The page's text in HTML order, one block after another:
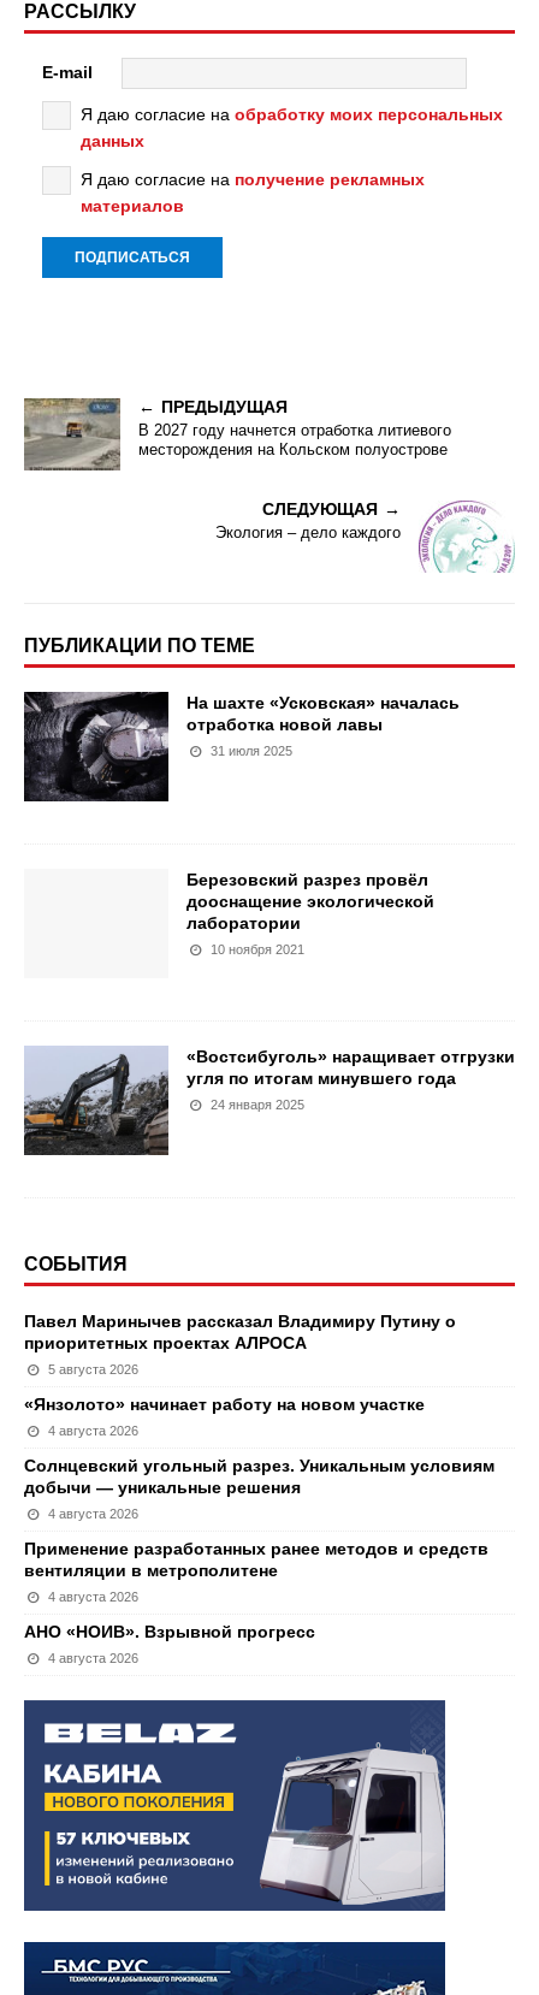
РАССЫЛКУ
E-mail
Я даю согласие на обработку моих персональных
данных
Я даю согласие на получение рекламных
материалов
ПРЕДЫДУЩАЯ
В 2027 году начнется отработка литиевого
месторождения на Кольском полуострове
СЛЕДУЮЩАЯ
Экология – дело каждого
ПУБЛИКАЦИИ ПО ТЕМЕ
На шахте «Усковская» началась
отработка новой лавы
31 июля 2025
Березовский разрез провёл
дооснащение экологической
лаборатории
10 ноября 2021
«Востсибуголь» наращивает отгрузки
угля по итогам минувшего года
24 января 2025
СОБЫТИЯ
Павел Маринычев рассказал Владимиру Путину о
приоритетных проектах АЛРОСА
5 августа 2026
«Янзолото» начинает работу на новом участке
4 августа 2026
Солнцевский угольный разрез. Уникальным условиям
добычи — уникальные решения
4 августа 2026
Применение разработанных ранее методов и средств
вентиляции в метрополитене
4 августа 2026
АНО «НОИВ». Взрывной прогресс
4 августа 2026